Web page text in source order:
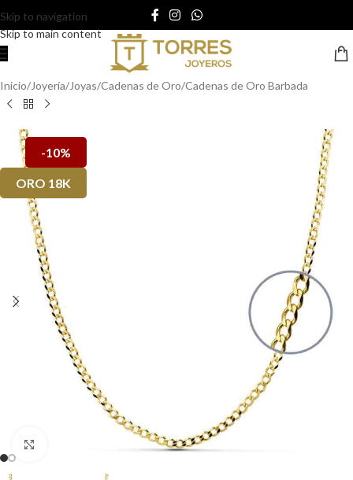
Skip to navigation
Skip to main content
Inicio/Joyería/Joyas/Cadenas de Oro/Cadenas de Oro Barbada
-10%
ORO 18K